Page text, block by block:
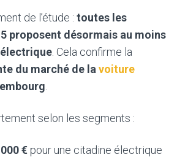
de l’étude : toutes les
proposent désormais au moins
électrique . Cela confirme la
du marché de la voiture
selon les segments :
€ pour une citadine électrique